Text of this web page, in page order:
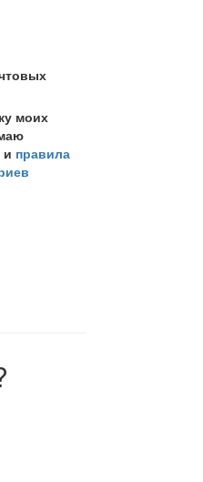
моих
и правила